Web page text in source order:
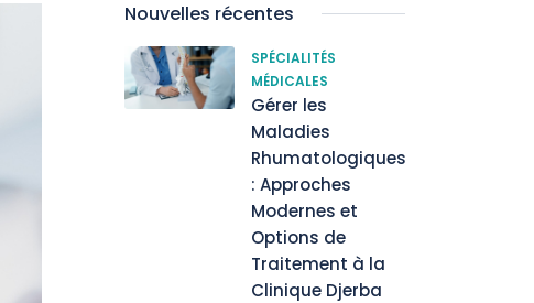
Nouvelles récentes
SPÉCIALITÉS
MÉDICALES
Gérer les
Maladies
Rhumatologiques
: Approches
Modernes et
Options de
Traitement à la
Clinique Djerba